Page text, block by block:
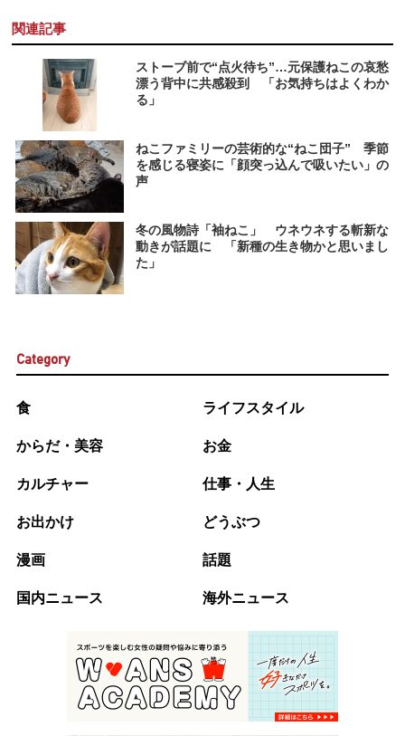
関連記事
ストーブ前で“点火待ち”…元保護ねこの哀愁
漂う背中に共感殺到 「お気持ちはよくわか
る」
ねこファミリーの芸術的な“ねこ団子” 季節
を感じる寝姿に「顔突っ込んで吸いたい」の
声
冬の風物詩「袖ねこ」 ウネウネする斬新な
動きが話題に 「新種の生き物かと思いまし
た」
Category
食 ライフスタイル
からだ・美容 お金
カルチャー 仕事・人生
お出かけ どうぶつ
漫画 話題
国内ニュース 海外ニュース